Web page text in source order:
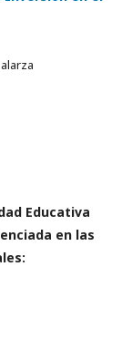
Educativa
en las